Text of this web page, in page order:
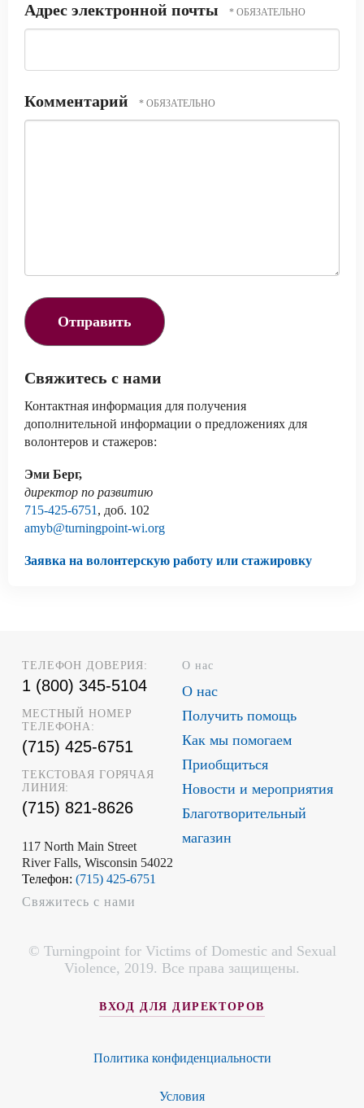
Адрес электронной почты
Комментарий
Свяжитесь с нами
Контактная информация для получения
дополнительной информации о предложениях для
волонтеров и стажеров:
Эми Берг,
директор по развитию
715-425-6751 , доб. 102
amyb@turningpoint-wi.org
Заявка на волонтерскую работу или стажировку
ТЕЛЕФОН ДОВЕРИЯ:
1 (800) 345-5104
МЕСТНЫЙ НОМЕР
ТЕЛЕФОНА:
(715) 425-6751
ТЕКСТОВАЯ ГОРЯЧАЯ
ЛИНИЯ:
(715) 821-8626
117 North Main Street
River Falls, Wisconsin 54022
Телефон: (715) 425-6751
Свяжитесь с нами
О нас
О нас
Получить помощь
Как мы помогаем
Приобщиться
Новости и мероприятия
Благотворительный
магазин
© Turningpoint for Victims of Domestic and Sexual
Violence, 2019. Все права защищены.
ВХОД ДЛЯ ДИРЕКТОРОВ
Политика конфиденциальности
Условия